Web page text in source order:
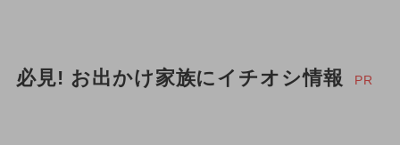
必見! お出かけ家族にイチオシ情報 PR